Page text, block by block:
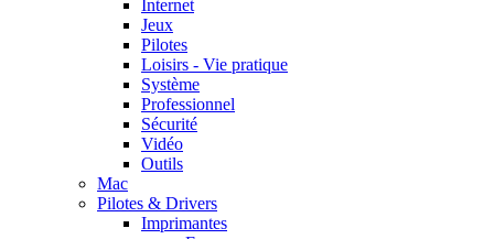
Internet
Jeux
Pilotes
Loisirs - Vie pratique
Système
Professionnel
Sécurité
Vidéo
Outils
Mac
Pilotes & Drivers
Imprimantes